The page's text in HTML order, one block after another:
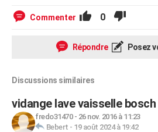
Commenter 0
Répondre Posez
Discussions similaires
vidange lave vaisselle bosch
fredo31470- 26 nov. 2016 à 11:23
Bebert - 19 août 2024 à 19:42